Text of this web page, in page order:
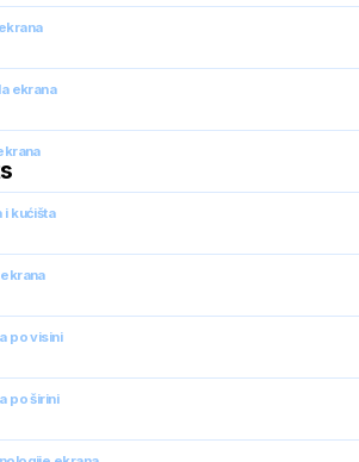
ekrana
i kućišta
po visini
po širini